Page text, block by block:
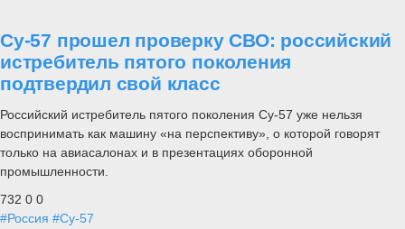
Су-57 прошел проверку СВО: российский
истребитель пятого поколения
подтвердил свой класс
Российский истребитель пятого поколения Су-57 уже нельзя
воспринимать как машину «на перспективу», о которой говорят
только на авиасалонах и в презентациях оборонной
промышленности.
732 0 0
#Россия #Су-57